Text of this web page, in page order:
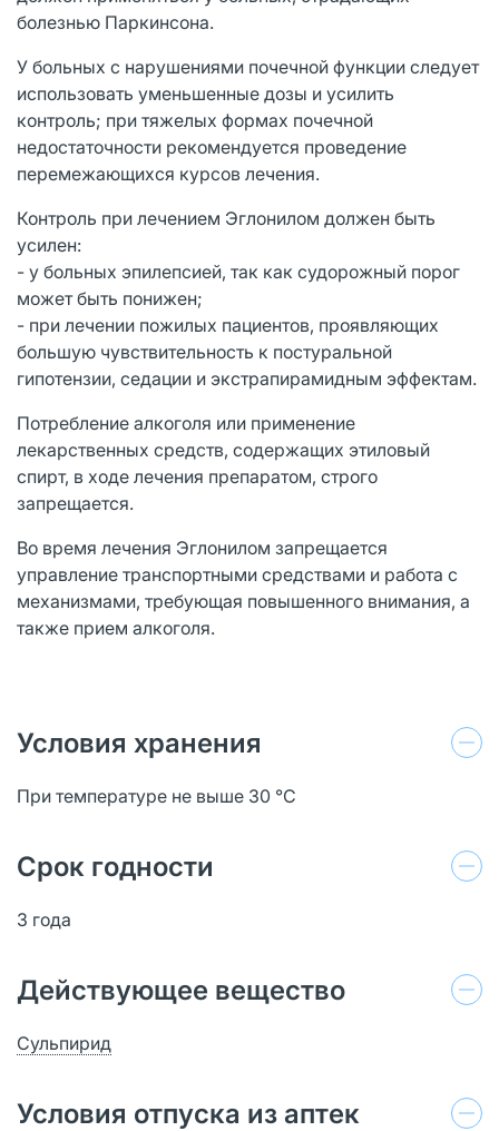
болезнью Паркинсона.
У больных с нарушениями почечной функции следует
использовать уменьшенные дозы и усилить
контроль; при тяжелых формах почечной
недостаточности рекомендуется проведение
перемежающихся курсов лечения.
Контроль при лечением Эглонилом должен быть
усилен:
- у больных эпилепсией, так как судорожный порог
может быть понижен;
- при лечении пожилых пациентов, проявляющих
большую чувствительность к постуральной
гипотензии, седации и экстрапирамидным эффектам.
Потребление алкоголя или применение
лекарственных средств, содержащих этиловый
спирт, в ходе лечения препаратом, строго
запрещается.
Во время лечения Эглонилом запрещается
управление транспортными средствами и работа с
механизмами, требующая повышенного внимания, а
также прием алкоголя.
Условия хранения
При температуре не выше 30 °C
Срок годности
3 года
Действующее вещество
Сульпирид
Условия отпуска из аптек